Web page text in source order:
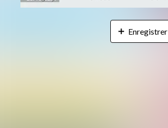
Enregistrer